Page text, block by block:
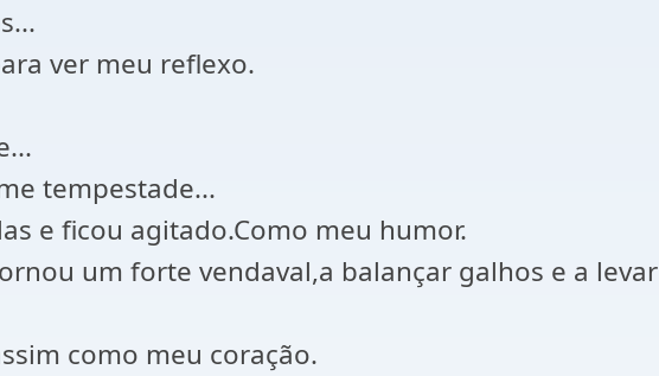
ver meu reflexo.
tempestade...
e ficou agitado.Como meu humor.
um forte vendaval,a balançar galhos e a levar
como meu coração.